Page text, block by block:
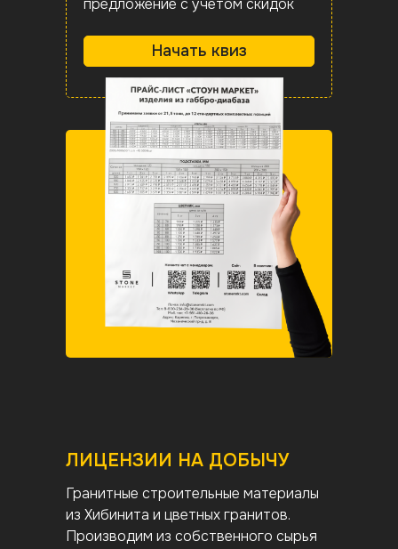
Начать квиз
предложение с учетом скидок
ЛИЦЕНЗИИ НА ДОБЫЧУ
Гранитные строительные материалы
из Хибинита и цветных гранитов.
Производим из собственного сырья